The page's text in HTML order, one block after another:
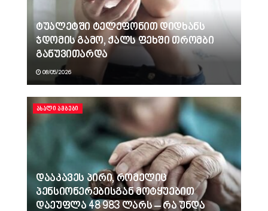
ტუალეტში ტელეფონით დიდხანს
ჯდომის გამო, ქალს ფეხში თრომბი
განუვითარდა
08/05/2026
ᲐᲮᲐᲚᲘ ᲐᲛᲑᲔᲑᲘ
დააკავეს პირი, რომელიც
პენსიონერებისგან მოტყუებით
დაეუფლა 48 983 ლარს – რა უნდა